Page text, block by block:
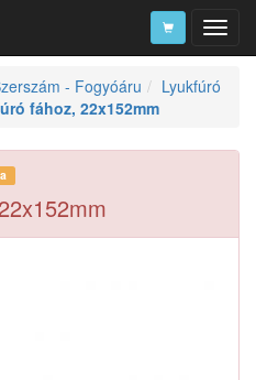
- Fogyóáru
Lyukfúró
fához, 22x152mm